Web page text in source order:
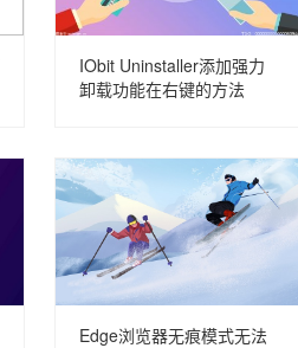
IObit Uninstaller添加强力
卸载功能在右键的方法
Edge浏览器无痕模式无法